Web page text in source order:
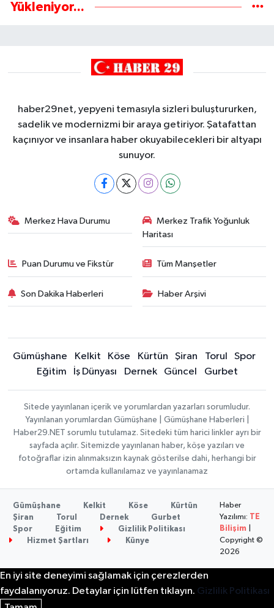
Yükleniyor...
haber29net, yepyeni temasıyla sizleri buluştururken,
sadelik ve modernizmi bir araya getiriyor. Şatafattan
kaçınıyor ve insanlara haber okuyabilecekleri bir altyapı
sunuyor.
Merkez Hava Durumu
Merkez Trafik Yoğunluk
Haritası
Puan Durumu ve Fikstür Tüm Manşetler
Son Dakika Haberleri Haber Arşivi
Gümüşhane Kelkit Köse Kürtün Şiran Torul
Spor
Eğitim
İş Dünyası Dernek Güncel Gurbet
Sitede yayınlanan içerik ve yorumlardan yazarları sorumludur.
Yayınlanan yorumlardan Gümüşhane | Gümüşhane Haberleri |
Haber29.NET sorumlu tutulamaz. Sitedeki tüm harici linkler ayrı bir
sayfada açılır. Sitemizde yayınlanan haber, köşe yazıları ve
fotoğraflar izin alınmaksızın kaynak gösterilse dahi, herhangi bir
ortamda kullanılamaz ve yayınlanamaz
Gümüşhane Kelkit Köse
Kürtün
Şiran
Torul Dernek
Gurbet
Spor
Eğitim
Gizlilik Politikası
Hizmet Şartları
Künye
Haber
Yazılımı: TE
Bilişim
Copyright ©
2026
En iyi site deneyimi sağlamak için çerezlerden
faydalanıyoruz. Detaylar için lütfen tıklayın. Gizlilik Politikası